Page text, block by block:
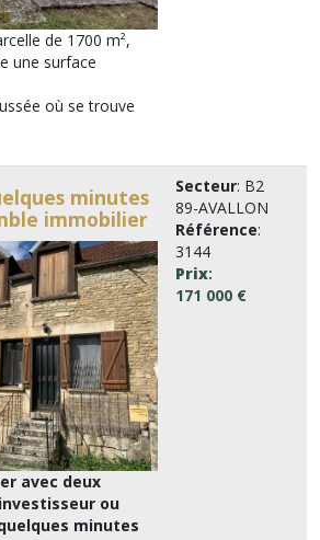
de 1700 m²,
une surface
où se trouve
minutes
immobilier
avec deux
ou
minutes
Secteur: B2
89-AVALLON
Référence:
3144
Prix:
171 000 €